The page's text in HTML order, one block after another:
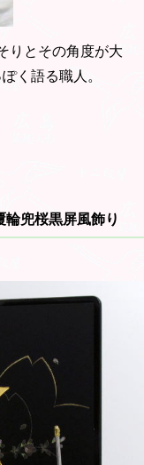
りとその角度が大
く語る職人。
兜桜黒屏風飾り